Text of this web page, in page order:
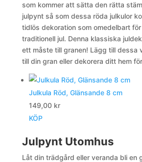
som kommer att sätta den rätta
julpynt så som dessa röda julkulor
tidlös dekoration som omedelbart
traditionell jul. Denna klassiska
ett måste till granen! Lägg till dessa
till din gran eller dekorera ditt hem
Julkula Röd, Glänsande 8 cm
149,00 kr
KÖP
Julpynt Utomhus
Låt din trädgård eller veranda bli en